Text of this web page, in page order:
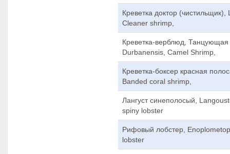
Креветка доктор
Cleaner shrimp,
Креветка-верблюд, Танцующая
Durbanensis, Camel Shrimp,
Креветка-боксер красная
Banded coral shrimp,
Лангуст синеполосый,
spiny lobster
Рифовый лобстер,
lobster